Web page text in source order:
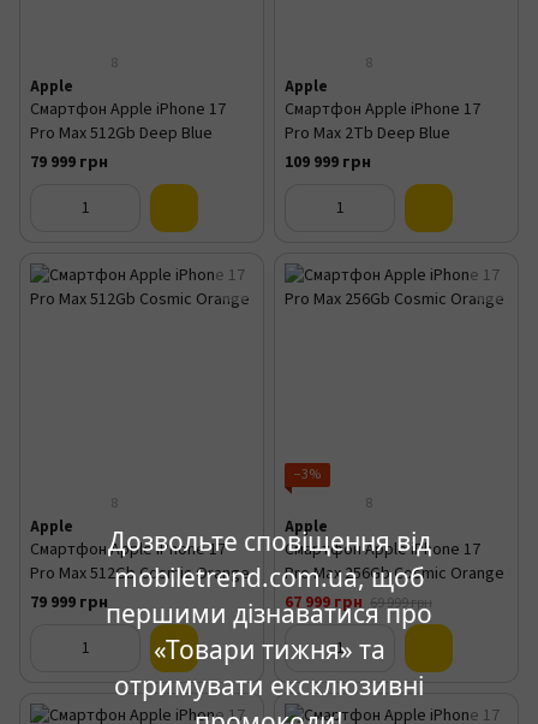
Дозвольте сповіщення від
mobiletrend.com.ua, щоб
першими дізнаватися про
«Товари тижня» та
отримувати ексклюзивні
8
Apple
Смартфон Apple iPhone 17
Pro Max 512Gb Deep Blue
79 999 грн
8
Apple
Смартфон Apple iPhone 17
Pro Max 2Tb Deep Blue
109 999 грн
8
Apple
Смартфон Apple iPhone 17
Pro Max 512Gb Cosmic Orange
79 999 грн
−3%
8
Apple
Смартфон Apple iPhone 17
Pro Max 256Gb Cosmic Orange
67 999 грн 69 999 грн